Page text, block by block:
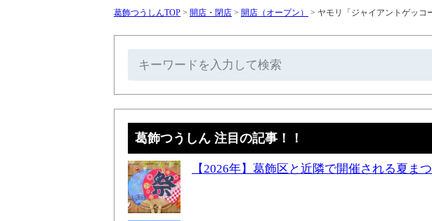
葛飾つうしんTOP > 開店・閉店 > 開店（オープン） > ヤモリ「ジャイアントゲッコ
葛飾つうしん 注目の記事！！
【2026年】葛飾区と近隣で開催される夏ま